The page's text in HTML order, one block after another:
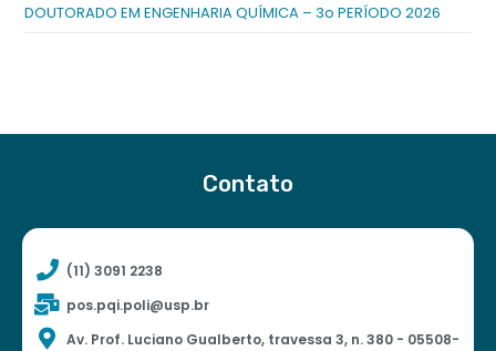
DOUTORADO EM ENGENHARIA QUÍMICA – 3o PERÍODO 2026
Contato
(11) 3091 2238
pos.pqi.poli@usp.br
Av. Prof. Luciano Gualberto, travessa 3, n. 380 - 05508-